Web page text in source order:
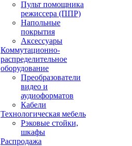
Пульт помощника
режиссера (ППР)
Напольные
покрытия
Аксессуары
Коммутационно-
распределительное
оборудование
Преобразователи
видео и
аудиоформатов
Кабели
Технологическая мебель
Рэковые стойки,
шкафы
Распродажа